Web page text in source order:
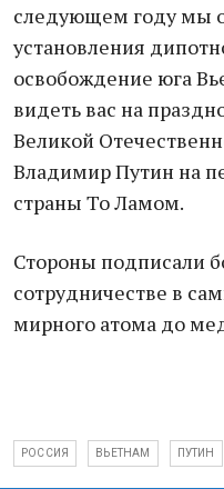
следующем году мы
установления
освобождение юга
видеть вас на
Великой
Владимир Путин на
страны То Ламом.
Стороны подписали
сотрудничестве в
мирного атома до
РОССИЯ ВЬЕТНАМ ПУТИН